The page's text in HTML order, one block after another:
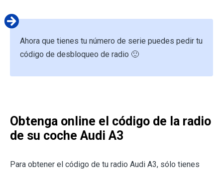
Ahora que tienes tu número de serie puedes pedir tu
código de desbloqueo de radio 🙂
Obtenga online el código de la radio
de su coche Audi A3
Para obtener el código de tu radio Audi A3, sólo tienes